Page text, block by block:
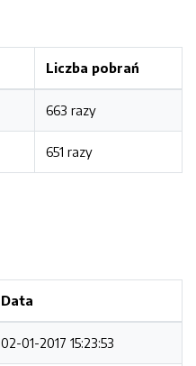
Liczba pobrań
663 razy
651 razy
Data
02-01-2017 15:23:53